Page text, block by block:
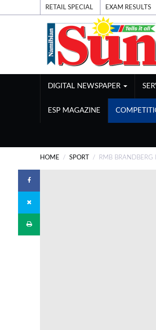
RETAIL SPECIAL EXAM RESULTS
DIGITAL NEWSPAPER
ESP MAGAZINE
HOME SPORT RMB BRANDBERG